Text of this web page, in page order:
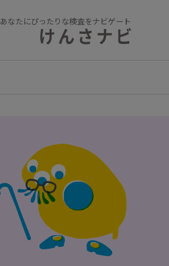
あなたにぴったりな検査をナビゲート